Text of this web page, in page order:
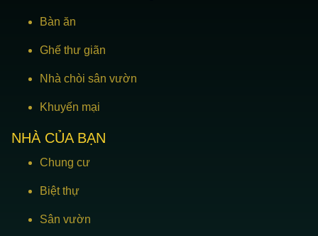
Bàn ăn
Ghế thư giãn
Nhà chòi sân vườn
Khuyến mại
NHÀ CỦA BẠN
Chung cư
Biệt thự
Sân vườn